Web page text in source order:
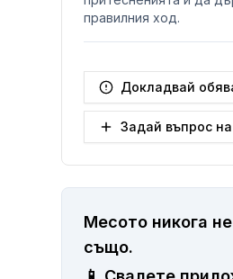
правилния ход.
Докладвай
Задай въпрос
Месото никога
същo.